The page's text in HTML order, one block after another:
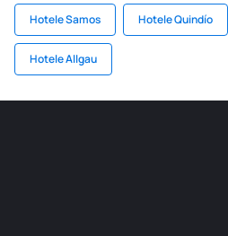
Hotele Samos Hotele Quindío
Hotele Allgau